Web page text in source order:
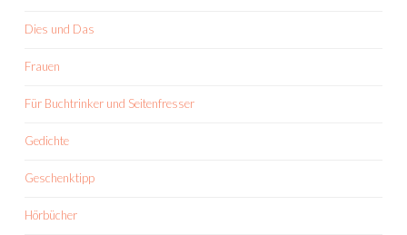
Dies und Das
Frauen
Für Buchtrinker und Seitenfresser
Gedichte
Geschenktipp
Hörbücher